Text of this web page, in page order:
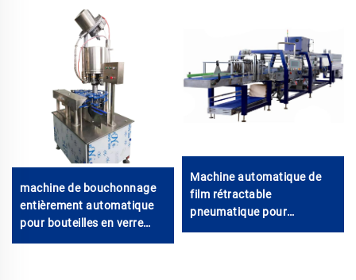
machine de bouchonnage
entièrement automatique
pour bouteilles en verre
avec capsules couronne,
Machine automatique de
film rétractable
pneumatique pour